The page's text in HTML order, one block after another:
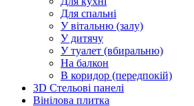
Для спальні
У вітальню (залу)
У дитячу
У туалет (вбиральню)
На балкон
В коридор (передпокій)
3D Стельові панелі
Вінілова плитка